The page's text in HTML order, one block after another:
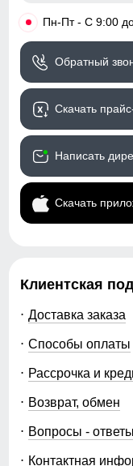
• Пн-Пт - С 9:00
Обратный
Скачать
Написать
Скачать
Клиентская
Доставка заказа
Способы оплаты
Рассрочка и
Возврат, обмен
Вопросы - ответы
Контактная